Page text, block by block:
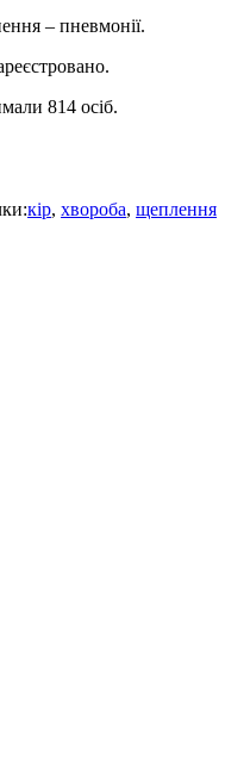
– пневмонії.
814 осіб.
кір, хвороба, щеплення